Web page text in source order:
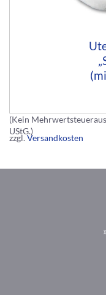
(Kein
UStG.)
zzgl.Versandkosten